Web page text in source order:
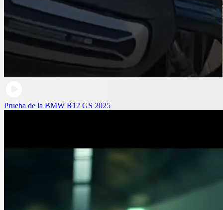
Prueba de la BMW R12 GS 2025